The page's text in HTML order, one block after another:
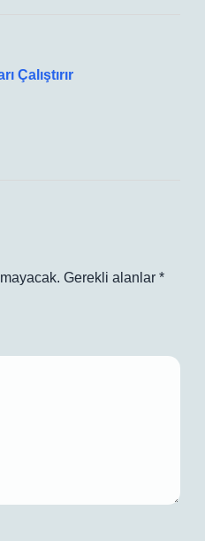
Çalıştırır
Gerekli alanlar *